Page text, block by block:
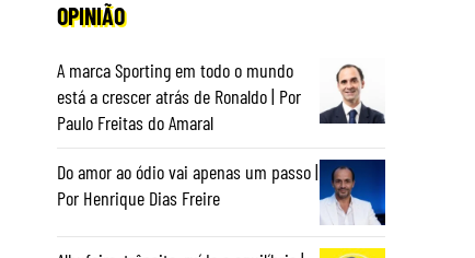
OPINIÃO
A marca Sporting em todo o mundo
está a crescer atrás de Ronaldo | Por
Paulo Freitas do Amaral
Do amor ao ódio vai apenas um passo |
Por Henrique Dias Freire